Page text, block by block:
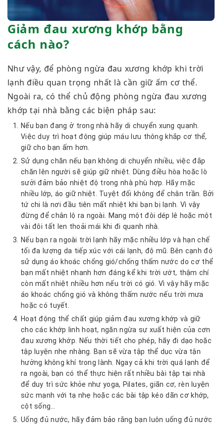
Giảm đau xương khớp bằng
cách nào?
Như vậy, để phòng ngừa đau xương khớp khi trời
lạnh điều quan trọng nhất là cần giữ ấm cơ thể.
Ngoài ra, có thể chủ động phòng ngừa đau xương
khớp tại nhà bằng các biện pháp sau:
Nếu bạn đang ở trong nhà hãy di chuyển xung quanh.
Việc duy trì hoạt động giúp máu lưu thông khắp cơ thể,
giữ cho bạn ấm hơn.
Sử dụng chăn nếu bạn không di chuyển nhiều, việc đắp
chăn lên người sẽ giúp giữ nhiệt. Dùng điều hòa hoặc lò
sưởi đảm bảo nhiệt độ trong nhà phù hợp. Hãy mặc
nhiều lớp, áo giữ nhiệt. Tuyệt đối không để chân trần. Bởi
tứ chi là nơi đầu tiên mất nhiệt khi bạn bị lạnh. Vì vậy
đừng để chân lộ ra ngoài. Mang một đôi dép lê hoặc một
vài đôi tất len thoải mái khi đi quanh nhà.
Nếu bạn ra ngoài trời lạnh hãy mặc nhiều lớp và hạn chế
tối đa lượng da tiếp xúc với cái lạnh, độ mũ. Bên cạnh đó
sử dụng áo khoác chống gió/chống thấm nước do cơ thể
bạn mất nhiệt nhanh hơn đáng kể khi trời ướt, thậm chí
còn mất nhiệt nhiều hơn nếu trời có gió. Vì vậy hãy mặc
áo khoác chống gió và không thấm nước nếu trời mưa
hoặc có tuyết.
Hoạt động thể chất giúp giảm đau xương khớp và giữ
cho các khớp linh hoạt, ngăn ngừa sự xuất hiện của cơn
đau xương khớp. Nếu thời tiết cho phép, hãy đi dạo hoặc
tập luyện nhẹ nhàng. Bạn sẽ vừa tập thể dục vừa tận
hưởng không khí trong lành. Ngay cả khi trời quá lạnh để
ra ngoài, bạn có thể thực hiện rất nhiều bài tập tại nhà
để duy trì sức khỏe như yoga, Pilates, giãn cơ, rèn luyện
sức mạnh với tạ nhẹ hoặc các bài tập kéo dãn cơ khớp,
cột sống…
Uống đủ nước, hãy đảm bảo rằng bạn luôn uống đủ nước